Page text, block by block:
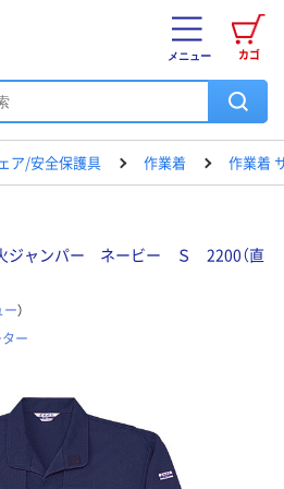
カゴ
メニュー
ア/安全保護具 作業着 作業着
ジャンパー ネービー Ｓ 2200（直
ー）
ー